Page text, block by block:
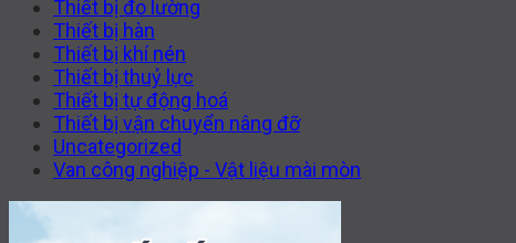
Thiết bị đo lường
Thiết bị hàn
Thiết bị khí nén
Thiết bị thuỷ lực
Thiết bị tự động hoá
Thiết bị vận chuyển nâng đỡ
Uncategorized
Van công nghiệp - Vật liệu mài mòn